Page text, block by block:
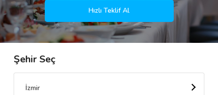
Kategoriler
🎈 Biz Kimiz?
Hızlı Teklif Al
Şehir Seç
İzmir